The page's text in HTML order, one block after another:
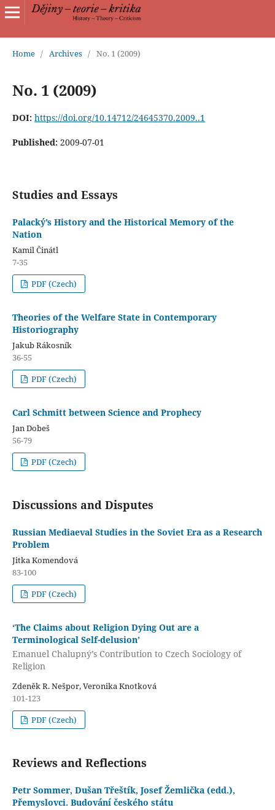
Home / Archives / No. 1 (2009)
No. 1 (2009)
DOI: https://doi.org/10.14712/24645370.2009..1
Published: 2009-07-01
Studies and Essays
Palacký’s History and the Historical Memory of the
Nation
Kamil Činátl
7-35
PDF (Czech)
Theories of the Welfare State in Contemporary
Historiography
Jakub Rákosník
36-55
PDF (Czech)
Carl Schmitt between Science and Prophecy
Jan Dobeš
56-79
PDF (Czech)
Discussions and Disputes
Russian Mediaeval Studies in the Soviet Era as a Research
Problem
Jitka Komendová
83-100
PDF (Czech)
‘The Claims about Religion Dying Out are a
Terminological Self-delusion’
Emanuel Chalupný’s Contribution to Czech Sociology of
Religion
Zdeněk R. Nešpor, Veronika Knotková
101-123
PDF (Czech)
Reviews and Reflections
Petr Sommer, Dušan Třeštík, Josef Žemlička (edd.),
Přemyslovci. Budování českého státu